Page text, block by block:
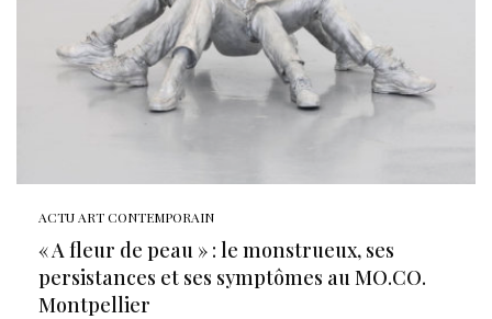
ACTU ART CONTEMPORAIN
« A fleur de peau » : le monstrueux, ses
persistances et ses symptômes au MO.CO.
Montpellier